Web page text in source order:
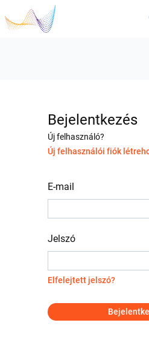
Bejelentkezés
Új felhasználó?
Új felhasználói fiók
E-mail
Jelszó
Elfelejtett jelszó?